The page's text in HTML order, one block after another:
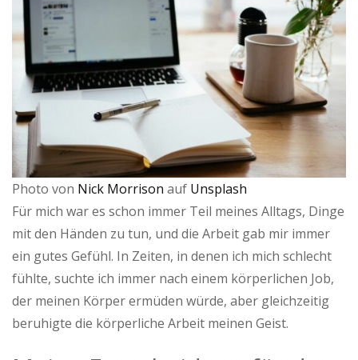
Photo von Nick Morrison auf Unsplash
Für mich war es schon immer Teil meines Alltags, Dinge
mit den Händen zu tun, und die Arbeit gab mir immer
ein gutes Gefühl. In Zeiten, in denen ich mich schlecht
fühlte, suchte ich immer nach einem körperlichen Job,
der meinen Körper ermüden würde, aber gleichzeitig
beruhigte die körperliche Arbeit meinen Geist.